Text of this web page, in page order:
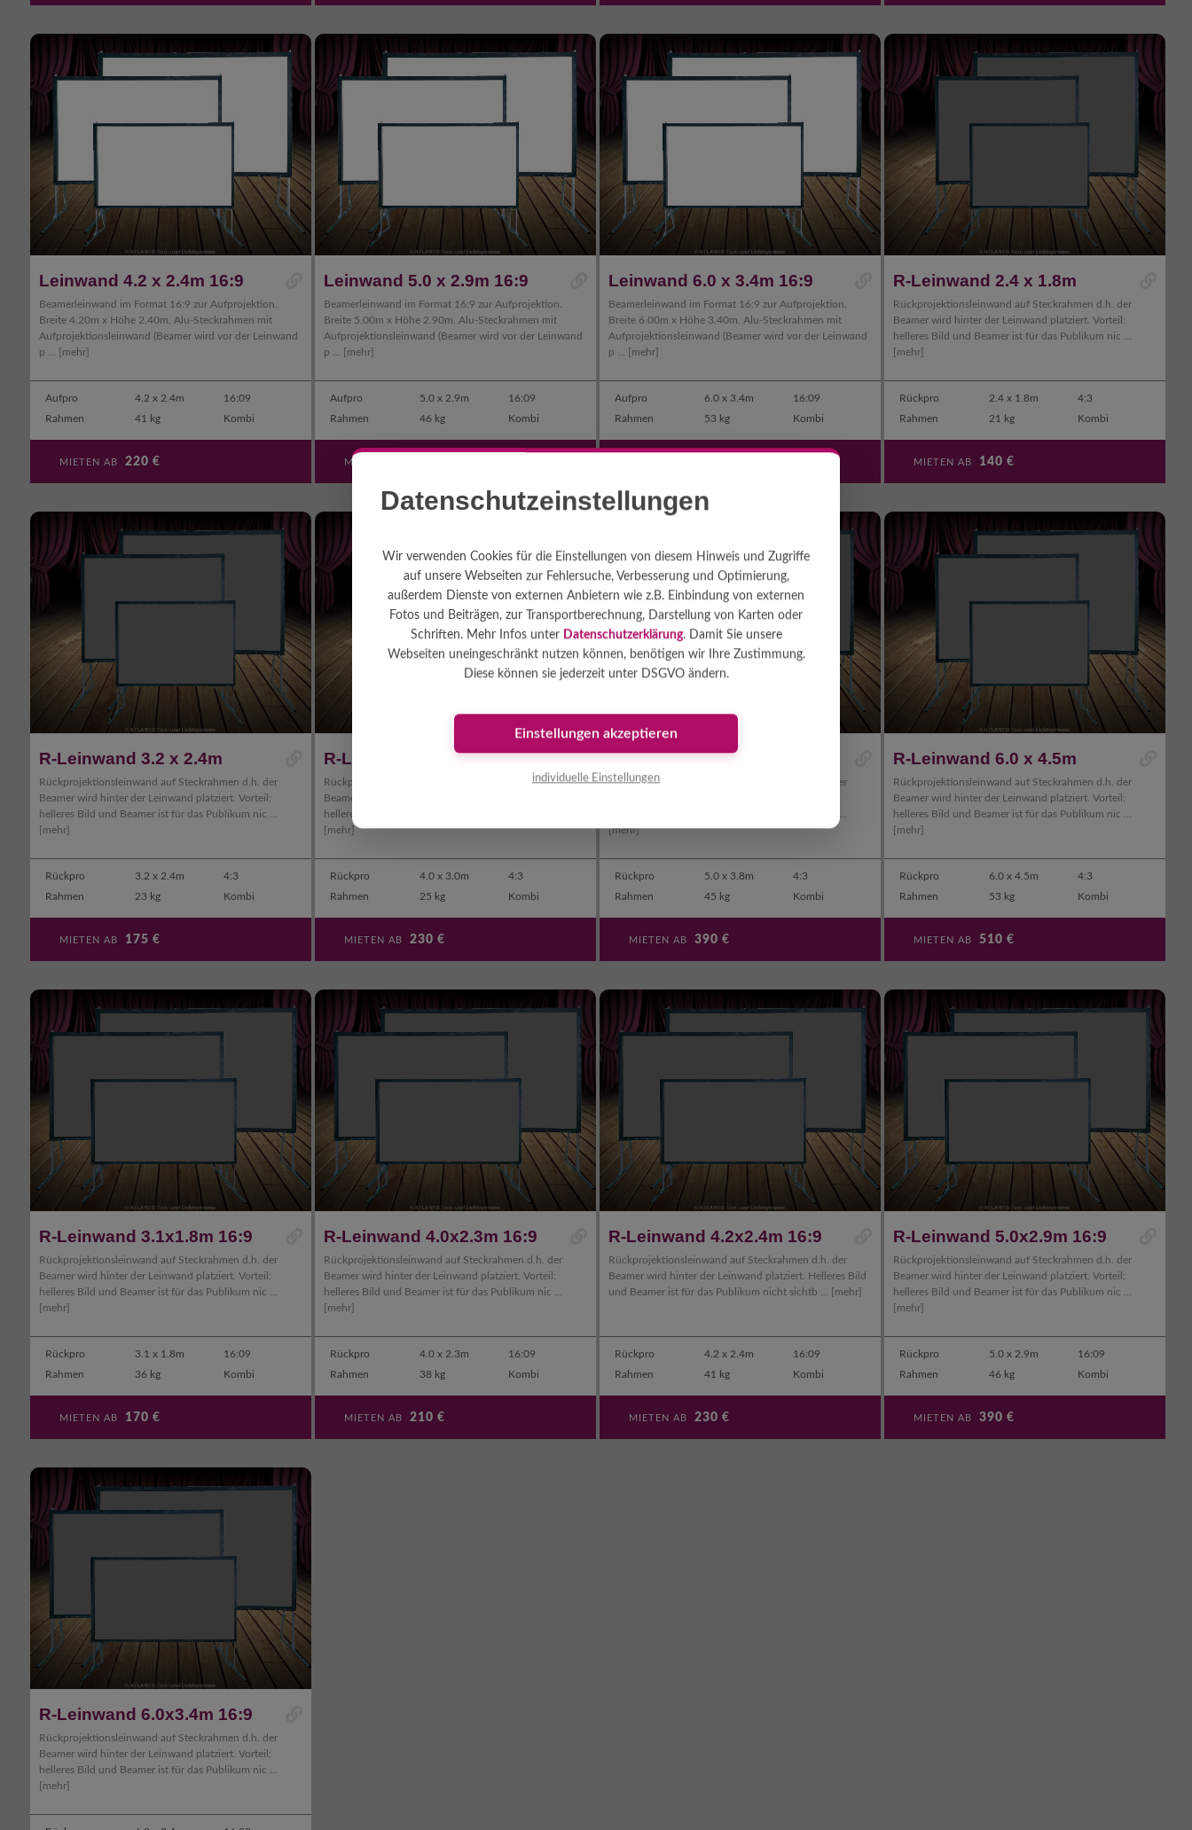
Leinwand 4.2 x 2.4m 16:9
Beamerleinwand im Format 16:9 zur Aufprojektion.
Breite 4.20m x Höhe 2.40m. Alu-Steckrahmen mit
Aufprojektionsleinwand (Beamer wird vor der Leinwand
p ...
[mehr]
Aufpro 4.2 x 2.4m
16:09
Rahmen
41 kg Kombi
MIETEN AB220 €
Leinwand 5.0 x 2.9m 16:9
Beamerleinwand im Format 16:9 zur Aufprojektion.
Breite 5.00m x Höhe 2.90m. Alu-Steckrahmen mit
Aufprojektionsleinwand (Beamer wird vor der Leinwand
p ...
[mehr]
Aufpro 5.0 x 2.9m
16:09
Rahmen
46 kg Kombi
MIETEN AB
Leinwand 6.0 x 3.4m 16:9
Beamerleinwand im Format 16:9 zur Aufprojektion.
Breite 6.00m x Höhe 3.40m. Alu-Steckrahmen mit
Aufprojektionsleinwand (Beamer wird vor der Leinwand
p ...
[mehr]
Aufpro 6.0 x 3.4m
16:09
Rahmen
53 kg Kombi
R-Leinwand 2.4 x 1.8m
Rückprojektionsleinwand auf Steckrahmen d.h. der
Beamer wird hinter der Leinwand platziert. Vorteil:
helleres Bild und Beamer ist für das Publikum nic ...
[mehr]
Rückpro 2.4 x 1.8m
4:3
Rahmen
21 kg Kombi
MIETEN AB 140 €
R-Leinwand 3.2 x 2.4m
Rückprojektionsleinwand auf Steckrahmen d.h. der
Beamer wird hinter der Leinwand platziert. Vorteil:
helleres Bild und Beamer ist für das Publikum nic ...
[mehr]
Rückpro 3.2 x 2.4m
4:3
Rahmen
23 kg Kombi
MIETEN AB 175 €
R-Leinwand 4.0 x 3.0m
Rückprojektionsleinwand auf Steckrahmen d.h. der
Beamer wird hinter der Leinwand platziert. Vorteil:
helleres Bild und Beamer ist für das Publikum nic ...
[mehr]
Rückpro 4.0 x 3.0m
4:3
Rahmen
25 kg Kombi
MIETEN AB230 €
R-Leinwand 5.0 x 3.8m
Rückprojektionsleinwand auf Steckrahmen d.h. der
[mehr]
Rückpro 5.0 x 3.8m
4:3
Rahmen
45 kg Kombi
MIETEN AB390 €
R-Leinwand 6.0 x 4.5m
Rückprojektionsleinwand auf Steckrahmen d.h. der
Beamer wird hinter der Leinwand platziert. Vorteil:
helleres Bild und Beamer ist für das Publikum nic ...
[mehr]
Rückpro 6.0 x 4.5m
4:3
Rahmen
53 kg Kombi
MIETEN AB510 €
R-Leinwand 3.1x1.8m 16:9
Rückprojektionsleinwand auf Steckrahmen d.h. der
Beamer wird hinter der Leinwand platziert. Vorteil:
helleres Bild und Beamer ist für das Publikum nic ...
[mehr]
Rückpro 3.1 x 1.8m
16:09
Rahmen
36 kg Kombi
MIETEN AB 170 €
R-Leinwand 4.0x2.3m 16:9
Rückprojektionsleinwand auf Steckrahmen d.h. der
Beamer wird hinter der Leinwand platziert. Vorteil:
helleres Bild und Beamer ist für das Publikum nic ...
[mehr]
Rückpro 4.0 x 2.3m
16:09
Rahmen
38 kg Kombi
MIETEN AB210 €
R-Leinwand 4.2x2.4m 16:9
Rückprojektionsleinwand auf Steckrahmen d.h. der
Beamer wird hinter der Leinwand platziert. Helleres Bild
und Beamer ist für das Publikum nicht sichtb ...
[mehr]
Rückpro 4.2 x 2.4m
16:09
Rahmen
41 kg Kombi
MIETEN AB230 €
R-Leinwand 5.0x2.9m 16:9
Rückprojektionsleinwand auf Steckrahmen d.h. der
Beamer wird hinter der Leinwand platziert. Vorteil:
helleres Bild und Beamer ist für das Publikum nic ...
[mehr]
Rückpro 5.0 x 2.9m
16:09
Rahmen
46 kg Kombi
MIETEN AB390 €
R-Leinwand 6.0x3.4m 16:9
Rückprojektionsleinwand auf Steckrahmen d.h. der
Beamer wird hinter der Leinwand platziert. Vorteil:
helleres Bild und Beamer ist für das Publikum nic ...
[mehr]
Datenschutzeinstellungen
Wir verwenden Cookies für die Einstellungen von diesem Hinweis und Zugriffe
auf unsere Webseiten zur Fehlersuche, Verbesserung und Optimierung,
außerdem Dienste von externen Anbietern wie z.B. Einbindung von externen
Fotos und Beiträgen, zur Transportberechnung, Darstellung von Karten oder
Schriften. Mehr Infos unter Datenschutzerklärung. Damit Sie unsere
Webseiten uneingeschränkt nutzen können, benötigen wir Ihre Zustimmung.
Diese können sie jederzeit unter DSGVO ändern.
Einstellungen akzeptieren
individuelle Einstellungen